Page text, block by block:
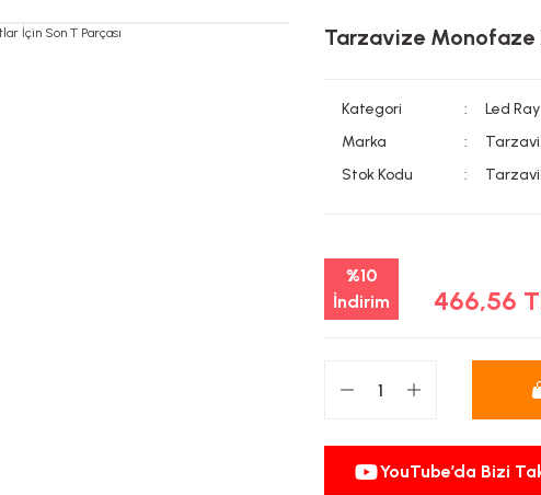
Tarzavize Monofaze
Kategori
Led
Marka
Stok Kodu
%10
İndirim
466,56
YouTube’da Bizi